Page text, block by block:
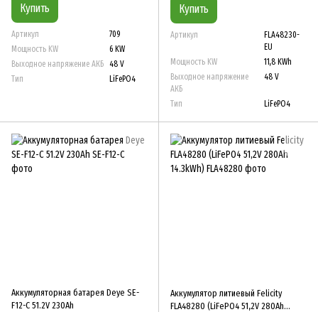
Купить
Артикул
709
Мощность KW
6 KW
Выходное напряжение АКБ 48 V
Тип
LiFePO4
Купить
Артикул
FLA48230-
EU
Мощность KW
11,8 KWh
Выходное напряжение
АКБ
48 V
Тип LiFePO4
Аккумуляторная батарея Deye SE-
F12-С 51.2V 230Ah
Аккумулятор литиевый Felicity
FLA48280 (LiFePO4 51,2V 280Ah